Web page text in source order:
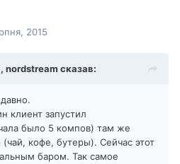
2015
nordstream сказав:
клиент запустил
было 5 компов) там же
кофе, бутеры). Сейчас этот
баром. Так самое